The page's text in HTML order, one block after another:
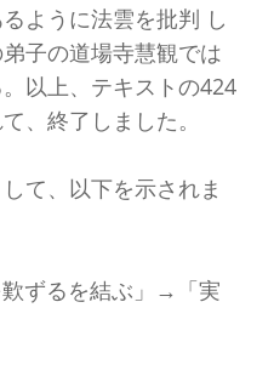
ように法雲を批判 し
子の道場寺慧観では
以上、テキストの424
、終了しました。
て、以下を示されま
ずるを結ぶ」→「実